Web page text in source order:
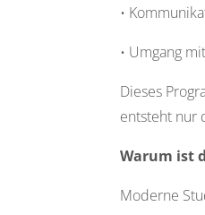
•
• Umgang
Dieses
entsteht nur
Warum ist
Moderne